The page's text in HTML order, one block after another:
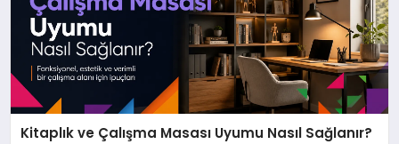
Kitaplık ve Çalışma Masası Uyumu Nasıl Sağlanır?